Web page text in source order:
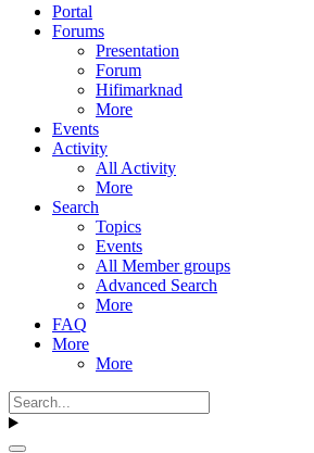
Portal
Forums
Presentation
Forum
Hifimarknad
More
Events
Activity
All Activity
More
Search
Topics
Events
All Member groups
Advanced Search
More
FAQ
More
More